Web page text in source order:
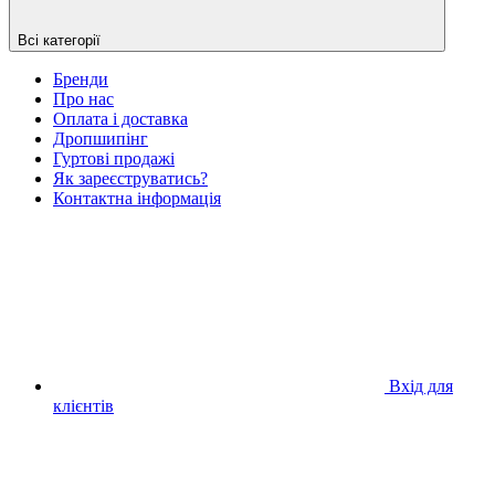
Всі категорії
Бренди
Про нас
Оплата і доставка
Дропшипінг
Гуртові продажі
Як зареєструватись?
Контактна інформація
Вхід для
клієнтів